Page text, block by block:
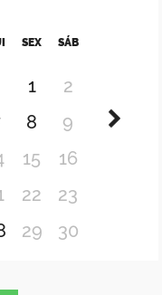
SEX SÁB
1
2
8
9
15
16
22
23
29 30